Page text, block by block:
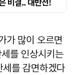
가 많이 오르면
를 인상시키는
를 감면하겠다